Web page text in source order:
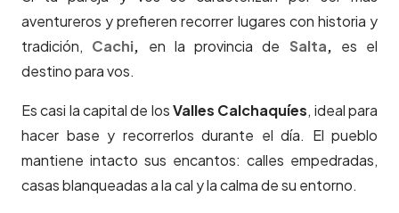
aventureros y prefieren recorrer lugares con historia y
tradición, Cachi, en la provincia de Salta, es el
destino para vos.
Es casi la capital de losValles Calchaquíes, ideal para
hacer base y recorrerlos durante el día. El pueblo
mantiene intacto sus encantos: calles empedradas,
casas blanqueadas a la cal y la calma de su entorno.